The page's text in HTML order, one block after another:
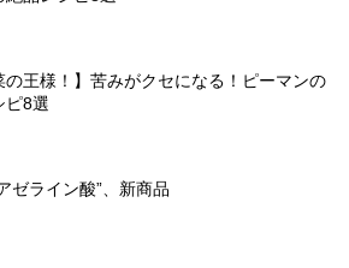
の王様！】苦みがクセになる！ピーマンの
ピ8選
ゼライン酸”、新商品